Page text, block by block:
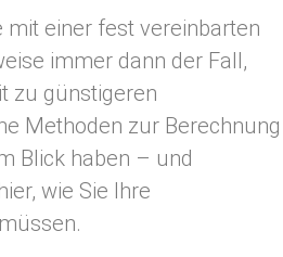
mit einer fest vereinbarten
immer dann der Fall,
zu günstigeren
Methoden zur Berechnung
Blick haben – und
wie Sie Ihre